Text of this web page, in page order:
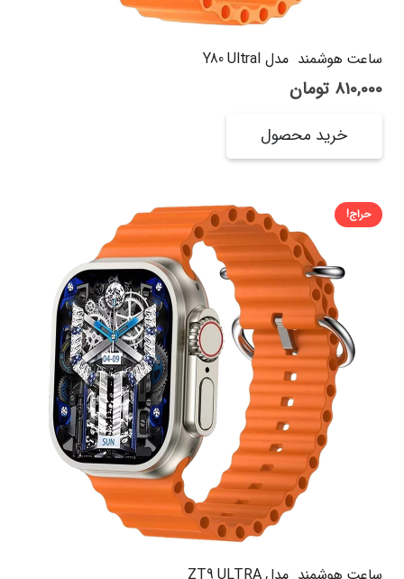
ساعت هوشمند مدل Y80 UltraI
810,000 تومان
خرید محصول
حراج!